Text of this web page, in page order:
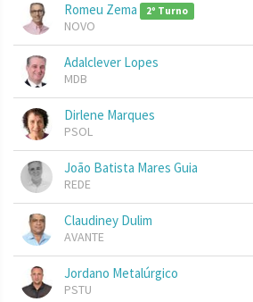
Romeu Zema 2º Turno
NOVO
Adalclever Lopes
MDB
Dirlene Marques
PSOL
João Batista Mares Guia
REDE
Claudiney Dulim
AVANTE
Jordano Metalúrgico
PSTU